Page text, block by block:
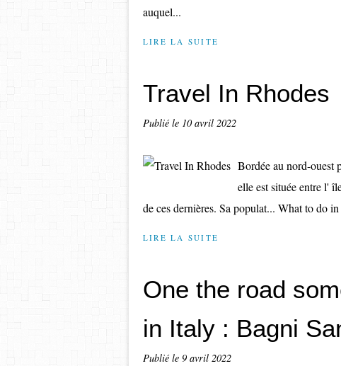
auquel...
LIRE LA SUITE
Travel In Rhodes
Publié le 10 avril 2022
Bordée au nord-ouest
elle est située entre l'
de ces dernières. Sa populat... What to do
LIRE LA SUITE
One the road
in Italy : Bagni
Publié le 9 avril 2022